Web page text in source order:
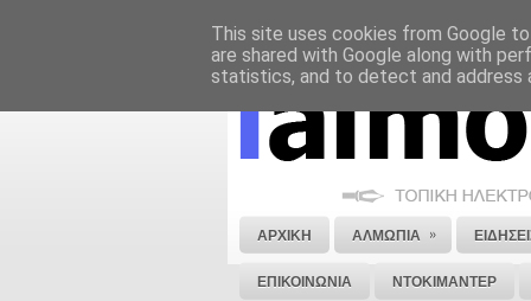
ΝΟΜΙΚΗ ΣΗΜΕΙΩΣΗ ΔΙΑΦΗΜΙΣΗ
ΑΡΧΙΚΗ ΑΛΜΩΠΙΑ »
ΕΠΙΚΟΙΝΩΝΙΑ ΝΤΟΚΙΜΑΝΤΕΡ
This site uses cookies from Google
are shared with Google along with
statistics, and to detect and address